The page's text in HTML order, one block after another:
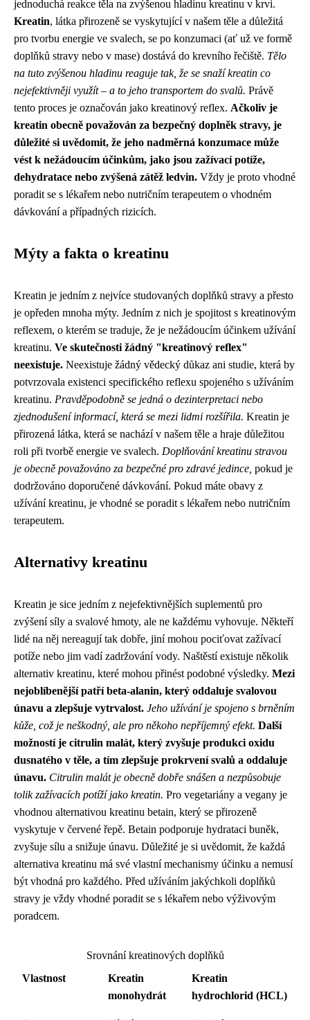
jednoduchá reakce těla na zvýšenou hladinu kreatinu v krvi.
Kreatin, látka přirozeně se vyskytující v našem těle a důležitá
pro tvorbu energie ve svalech, se po konzumaci (ať už ve formě
doplňků stravy nebo v mase) dostává do krevního řečiště. Tělo
na tuto zvýšenou hladinu reaguje tak, že se snaží kreatin co
nejefektivněji využít – a to jeho transportem do svalů. Právě
tento proces je označován jako kreatinový reflex. Ačkoliv je
kreatin obecně považován za bezpečný doplněk stravy, je
důležité si uvědomit, že jeho nadměrná konzumace může
vést k nežádoucím účinkům, jako jsou zažívací potíže,
dehydratace nebo zvýšená zátěž ledvin. Vždy je proto vhodné
poradit se s lékařem nebo nutričním terapeutem o vhodném
dávkování a případných rizicích.
Mýty a fakta o kreatinu
Kreatin je jedním z nejvíce studovaných doplňků stravy a přesto
je opředen mnoha mýty. Jedním z nich je spojitost s kreatinovým
reflexem, o kterém se traduje, že je nežádoucím účinkem užívání
kreatinu. Ve skutečnosti žádný "kreatinový reflex"
neexistuje. Neexistuje žádný vědecký důkaz ani studie, která by
potvrzovala existenci specifického reflexu spojeného s užíváním
kreatinu. Pravděpodobně se jedná o dezinterpretaci nebo
zjednodušení informací, která se mezi lidmi rozšířila. Kreatin je
přirozená látka, která se nachází v našem těle a hraje důležitou
roli při tvorbě energie ve svalech. Doplňování kreatinu stravou
je obecně považováno za bezpečné pro zdravé jedince, pokud je
dodržováno doporučené dávkování. Pokud máte obavy z
užívání kreatinu, je vhodné se poradit s lékařem nebo nutričním
terapeutem.
Alternativy kreatinu
Kreatin je sice jedním z nejefektivnějších suplementů pro
zvýšení síly a svalové hmoty, ale ne každému vyhovuje. Někteří
lidé na něj nereagují tak dobře, jiní mohou pociťovat zažívací
potíže nebo jim vadí zadržování vody. Naštěstí existuje několik
alternativ kreatinu, které mohou přinést podobné výsledky. Mezi
nejoblíbenější patří beta-alanin, který oddaluje svalovou
únavu a zlepšuje vytrvalost. Jeho užívání je spojeno s brněním
kůže, což je neškodný, ale pro někoho nepříjemný efekt. Další
možností je citrulin malát, který zvyšuje produkci oxidu
dusnatého v těle, a tím zlepšuje prokrvení svalů a oddaluje
únavu. Citrulin malát je obecně dobře snášen a nezpůsobuje
tolik zažívacích potíží jako kreatin. Pro vegetariány a vegany je
vhodnou alternativou kreatinu betain, který se přirozeně
vyskytuje v červené řepě. Betain podporuje hydrataci buněk,
zvyšuje sílu a snižuje únavu. Důležité je si uvědomit, že každá
alternativa kreatinu má své vlastní mechanismy účinku a nemusí
být vhodná pro každého. Před užíváním jakýchkoli doplňků
stravy je vždy vhodné poradit se s lékařem nebo výživovým
poradcem.
Srovnání kreatinových doplňků
Vlastnost
Kreatin
monohydrát
Kreatin
hydrochlorid (HCL)